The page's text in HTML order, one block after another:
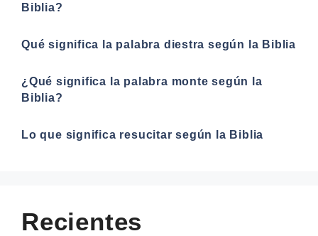
Biblia?
Qué significa la palabra diestra según la Biblia
¿Qué significa la palabra monte según la
Biblia?
Lo que significa resucitar según la Biblia
Recientes